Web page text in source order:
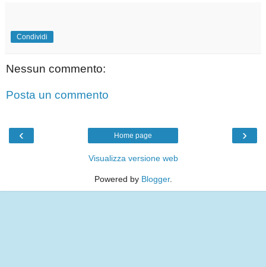
Condividi
Nessun commento:
Posta un commento
‹ ›
Home page
Visualizza versione web
Powered by Blogger.